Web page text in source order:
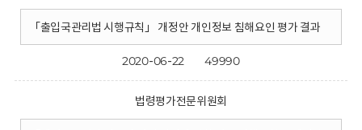
「출입국관리법 시행규칙」 개정안 개인정보 침해요인 평가 결과
2020-06-22 49990
법령평가전문위원회